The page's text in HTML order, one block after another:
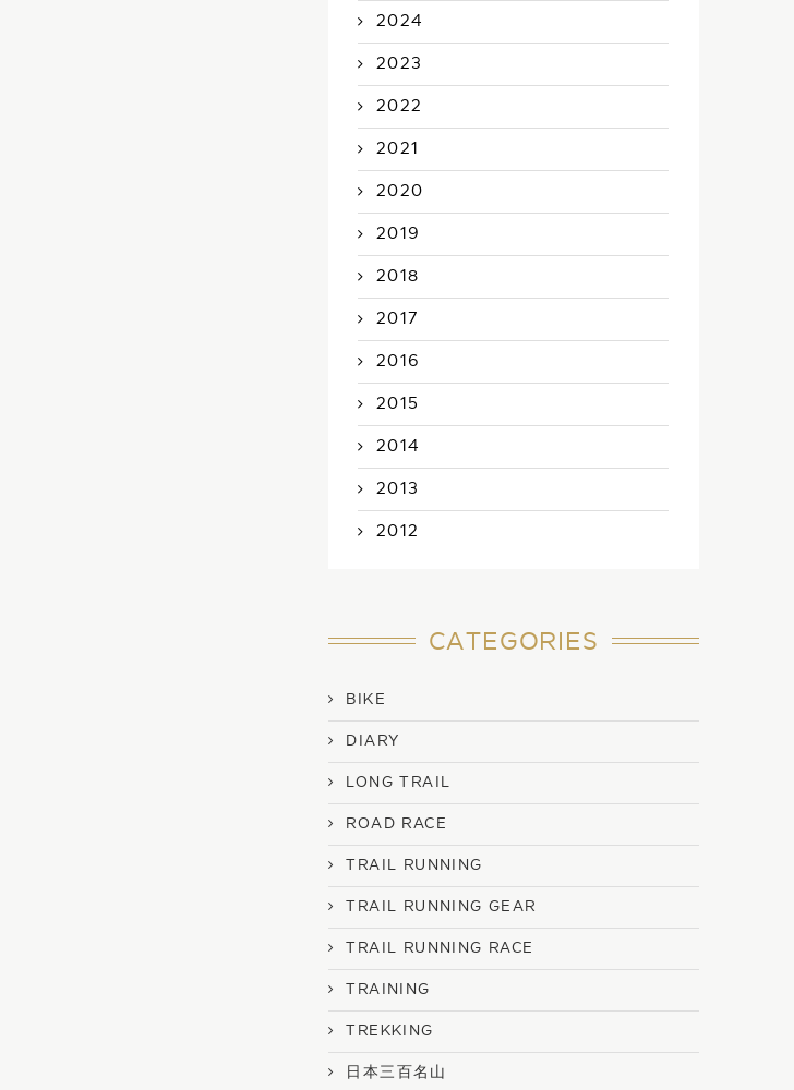
2024
2023
2022
2021
2020
2019
2018
2017
2016
2015
2014
2013
2012
CATEGORIES
BIKE
DIARY
LONG TRAIL
ROAD RACE
TRAIL RUNNING
TRAIL RUNNING GEAR
TRAIL RUNNING RACE
TRAINING
TREKKING
日本三百名山